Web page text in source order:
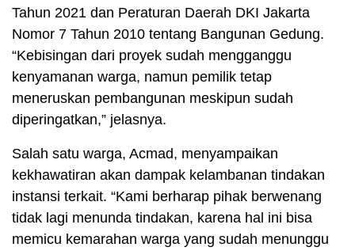
Tahun 2021 dan Peraturan Daerah DKI Jakarta
Nomor 7 Tahun 2010 tentang Bangunan Gedung.
“Kebisingan dari proyek sudah mengganggu
kenyamanan warga, namun pemilik tetap
meneruskan pembangunan meskipun sudah
diperingatkan,” jelasnya.
Salah satu warga, Acmad, menyampaikan
kekhawatiran akan dampak kelambanan tindakan
instansi terkait. “Kami berharap pihak berwenang
tidak lagi menunda tindakan, karena hal ini bisa
memicu kemarahan warga yang sudah menunggu